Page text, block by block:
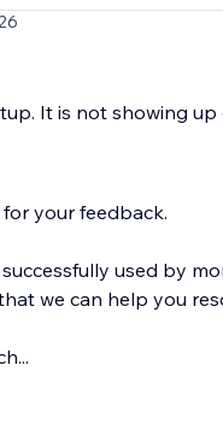
It is not showing
your feedback.
used by
we can help you